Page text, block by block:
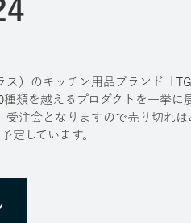
）のキッチン用品ブランド「
類を越えるプロダクトを一挙に
注会となりますので売り切れは
定しています。